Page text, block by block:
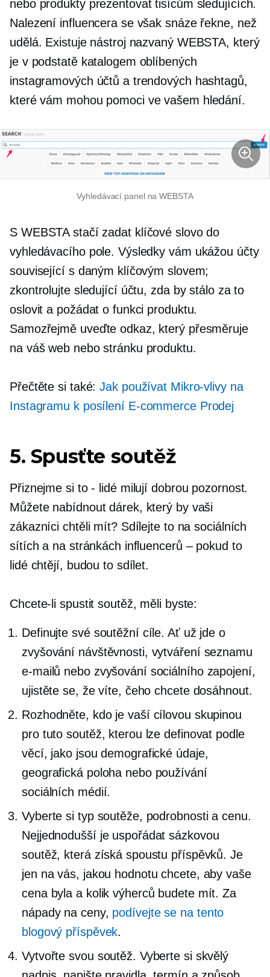
nebo produkty prezentovat tisícům sledujících.
Nalezení influencera se však snáze řekne, než
udělá. Existuje nástroj nazvaný WEBSTA, který
je v podstatě katalogem oblíbených
instagramových účtů a trendových hashtagů,
které vám mohou pomoci ve vašem hledání.
Vyhledávací panel na WEBSTA
S WEBSTA stačí zadat klíčové slovo do
vyhledávacího pole. Výsledky vám ukážou účty
související s daným klíčovým slovem;
zkontrolujte sledující účtu, zda by stálo za to
oslovit a požádat o funkci produktu.
Samozřejmě uveďte odkaz, který přesměruje
na váš web nebo stránku produktu.
Přečtěte si také:Jak používat Mikro-vlivyna
Instagramu k posílení E-commerceProdej
5. Spusťte soutěž
Přiznejme si to- lidé milují dobrou pozornost.
Můžete nabídnout dárek, který by vaši
zákazníci chtěli mít? Sdílejte to na sociálních
sítích a na stránkách influencerů – pokud to
lidé chtějí, budou to sdílet.
Chcete-li spustit soutěž, měli byste:
Definujte své soutěžní cíle. Ať už jde o
zvyšování návštěvnosti, vytváření seznamu
e-mailů nebo zvyšování sociálního zapojení,
ujistěte se, že víte, čeho chcete dosáhnout.
Rozhodněte, kdo je vaší cílovou skupinou
pro tuto soutěž, kterou lze definovat podle
věcí, jako jsou demografické údaje,
geografická poloha nebo používání
sociálních médií.
Vyberte si typ soutěže, podrobnosti a cenu.
Nejjednodušší je uspořádat sázkovou
soutěž, která získá spoustu příspěvků. Je
jen na vás, jakou hodnotu chcete, aby vaše
cena byla a kolik výherců budete mít. Za
nápady na ceny, podívejte se na tento
blogový příspěvek.
Vytvořte svou soutěž. Vyberte si skvělý